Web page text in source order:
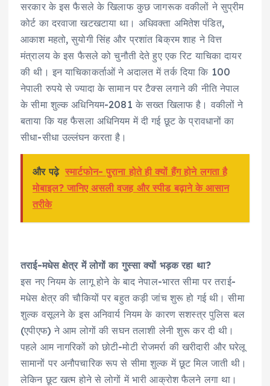
सरकार के इस फैसले के खिलाफ कुछ जागरूक वकीलों ने सुप्रीम
कोर्ट का दरवाजा खटखटाया था। अधिवक्ता अमितेश पंडित,
आकाश महतो, सुयोगी सिंह और प्रशांत बिक्रम शाह ने वित्त
मंत्रालय के इस फैसले को चुनौती देते हुए एक रिट याचिका दायर
की थी। इन याचिकाकर्ताओं ने अदालत में तर्क दिया कि 100
नेपाली रुपये से ज्यादा के सामान पर टैक्स लगाने की नीति नेपाल
के सीमा शुल्क अधिनियम-2081 के सख्त खिलाफ है। वकीलों ने
बताया कि यह फैसला अधिनियम में दी गई छूट के प्रावधानों का
सीधा-सीधा उल्लंघन करता है।
और पढ़े स्मार्टफोन- पुराना होते ही क्यों हैंग होने लगता है
मोबाइल? जानिए असली वजह और स्पीड बढ़ाने के आसान
तरीके
तराई-मधेस क्षेत्र में लोगों का गुस्सा क्यों भड़क रहा था?
इस नए नियम के लागू होने के बाद नेपाल-भारत सीमा पर तराई-
मधेस क्षेत्र की चौकियों पर बहुत कड़ी जांच शुरू हो गई थी। सीमा
शुल्क वसूलने के इस अनिवार्य नियम के कारण सशस्त्र पुलिस बल
(एपीएफ) ने आम लोगों की सघन तलाशी लेनी शुरू कर दी थी।
पहले आम नागरिकों को छोटी-मोटी रोजमर्रा की खरीदारी और घरेलू
सामानों पर अनौपचारिक रूप से सीमा शुल्क में छूट मिल जाती थी।
लेकिन छूट खत्म होने से लोगों में भारी आक्रोश फैलने लगा था।